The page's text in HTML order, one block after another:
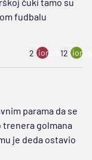
fudbalu
2 ion:minus
12
parama da se
trenera golmana
je deda ostavio